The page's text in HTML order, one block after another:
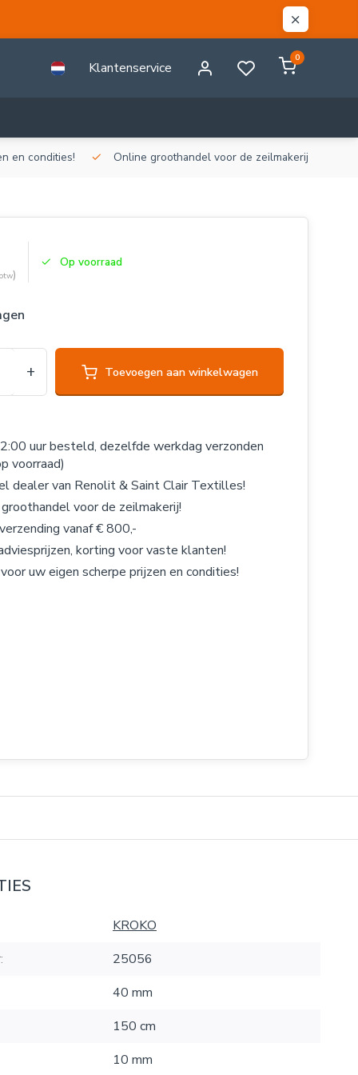
Klantenservice
0
en condities! Online groothandel voor de zeilmakerij!
)
Op voorraad
+ Toevoegen aan winkelwagen
uur besteld, dezelfde werkdag verzonden
voorraad)
dealer van Renolit & Saint Clair Textilles!
voor de zeilmakerij!
vanaf € 800,-
korting voor vaste klanten!
uw eigen scherpe prijzen en condities!
KROKO
25056
40 mm
150 cm
10 mm